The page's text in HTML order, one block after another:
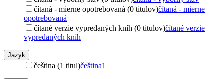
čítaná - mierne opotrebovaná (0 titulov)čítaná - mierne
opotrebovaná
čítané verzie vypredaných kníh (0 titulov)čítané verzie
vypredaných kníh
Jazyk
čeština (1 titul)čeština1